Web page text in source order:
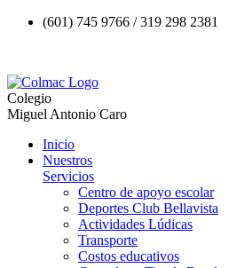
(601) 745 9766 / 319 298 2381
Colegio
Miguel Antonio Caro
Inicio
Nuestros
Servicios
Centro de apoyo escolar
Deportes Club Bellavista
Actividades Lúdicas
Transporte
Costos educativos